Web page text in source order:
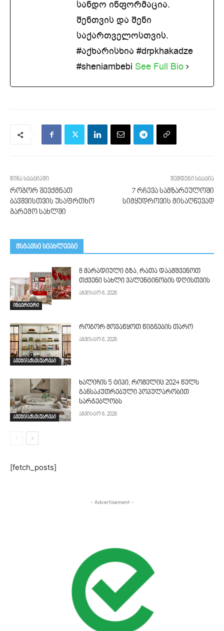
სანდო ინფორმაცია.
შენთვის და შენი
საქართველოსთვის.
#აქხარისხია #drpkhakadze
#sheniambebi See Full Bio
წინა სტატიაში
როგორ შევქმნათ
ბავშვისთვის უსაფრთხო
გარემო სახლში
შემდეგი სტატია
7 რჩევა სამზარეულოში
სიმყუდროვის მისაღწევად
მსგავსი სიახლეები
ინტერიერი
8 მარადიული გზა, რათა დაამშვენოთ
თქვენი სახლი ვალენტინობის დღისთვის
აგვისტო 6, 2026
ავეჯი/აქსესუარები
როგორ მოვაწყოთ წიგნების თარო
აგვისტო 6, 2026
ავეჯი/აქსესუარები
ხალიჩის 5 ტიპი, რომელიც 2024 წელს
განსაკუთრებული პოპულარობით
სარგებლობს
აგვისტო 6, 2026
[fetch_posts]
- Advertisement -